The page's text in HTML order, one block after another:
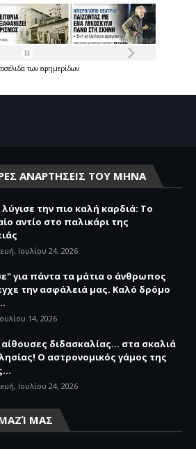
των εφημερίδων
ΑΝΑΡΤΗΣΕΙΣ ΤΟΥ ΜΗΝΑ
την πιο καλή καρδιά: Το
αντίο στο παλικάρι της
Ιουλίου 24, 2026
για πάντα τα μάτια ο άνθρωπος
την ασφάλειά μας. Καλό δρόμο
14, 2026
διδασκαλίας… στα σκαλιά
Ο αστρονομικός γάμος της
Ιουλίου 24, 2026
ΜΑΣ